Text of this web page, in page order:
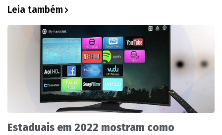
Leia também
Estaduais em 2022 mostram como